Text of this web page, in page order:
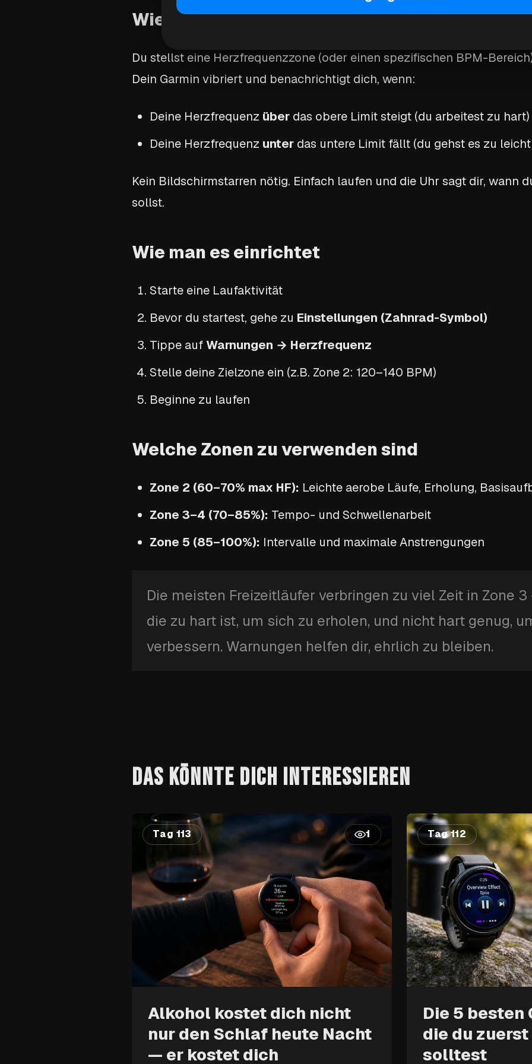
Wie Herzfrequenzwarnungen funktionieren
Du stellst eine Herzfrequenzzone (oder einen spezifischen BPM-
Dein Garmin vibriert und benachrichtigt dich, wenn:
Deine Herzfrequenz über das obere Limit steigt (du arbeitest zu hart)
Deine Herzfrequenz unter das untere Limit fällt (du gehst es zu
Kein Bildschirmstarren nötig. Einfach laufen und die Uhr sagt dir, wann
sollst.
Wie man es einrichtet
Starte eine Laufaktivität
Bevor du startest, gehe zu Einstellungen (Zahnrad-Symbol)
Tippe aufWarnungen → Herzfrequenz
Stelle deine Zielzone ein (z.B. Zone 2: 120–140 BPM)
Beginne zu laufen
Welche Zonen zu verwenden sind
Zone 2 (60–70% max HF): Leichte aerobe Läufe, Erholung,
Zone 3–4 (70–85%): Tempo- und Schwellenarbeit
Zone 5 (85–100%): Intervalle und maximale Anstrengungen
Die meisten Freizeitläufer verbringen zu viel Zeit in Zone
die zu hart ist, um sich zu erholen, und nicht hart genug,
verbessern. Warnungen helfen dir, ehrlich zu bleiben.
DAS KÖNNTE DICH INTERESSIEREN
Tag 113 1
Alkohol kostet dich nicht
nur den Schlaf heute Nacht
— er kostet dich
Tag 112
Die 5 besten
die du
solltest